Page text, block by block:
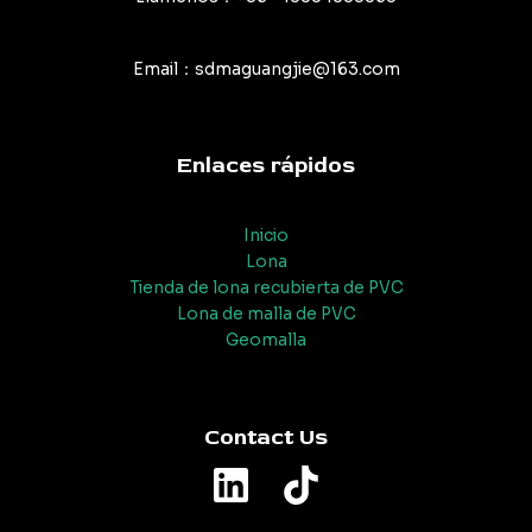
Email：sdmaguangjie@163.com
Enlaces rápidos
Inicio
Lona
Tienda de lona recubierta de PVC
Lona de malla de PVC
Geomalla
Contact Us